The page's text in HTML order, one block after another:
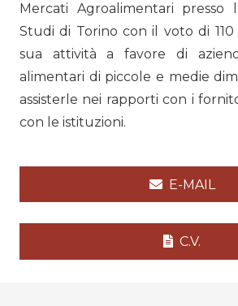
Mercati Agroalimentari presso
Studi di Torino con il voto di
sua attività a favore di
alimentari di piccole e medie
assisterle nei rapporti con i
con le istituzioni.
E-MAIL
C.V.